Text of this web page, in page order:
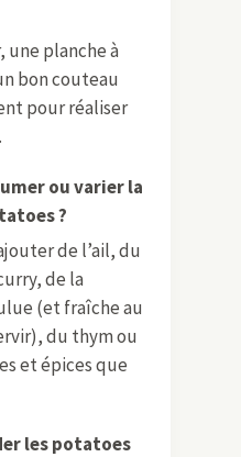
une planche à
bon couteau
pour réaliser
ou varier la
?
de l’ail, du
de la
(et fraîche au
du thym ou
et épices que
les potatoes